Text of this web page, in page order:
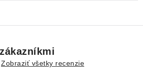
Zobraziť všetky recenzie